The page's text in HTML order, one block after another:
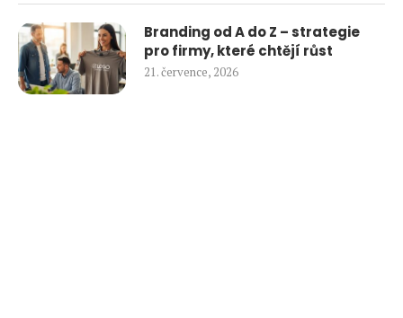
Branding od A do Z – strategie
pro firmy, které chtějí růst
21. července, 2026